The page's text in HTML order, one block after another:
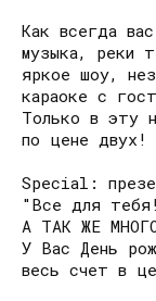
Как всегда
музыка, реки
яркое шоу,
караоке с
Только в эту
по цене двух!
Special:
"Все для
А ТАК ЖЕ
У Вас День
весь счет в